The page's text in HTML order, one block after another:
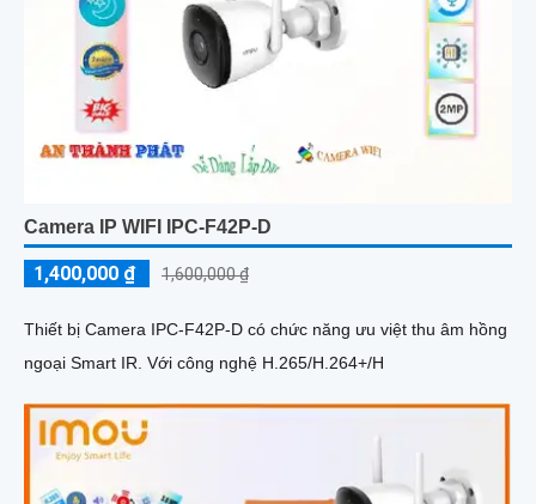
Camera IP WIFI IPC-F42P-D
1,400,000 ₫ 1,600,000 ₫
Thiết bị Camera IPC-F42P-D có chức năng ưu việt thu âm hồng
ngoại Smart IR. Với công nghệ H.265/H.264+/H